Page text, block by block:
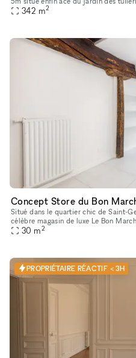
Fashion week, press Day, Diner...
342 m2
Concept Store du Bon
Situé dans le quartier chic de Saint-
célèbre magasin de luxe Le Bon
offre une bonne visibilité avec une
30 m2
PROPRIÉTAIRE RÉACTIF < 3H